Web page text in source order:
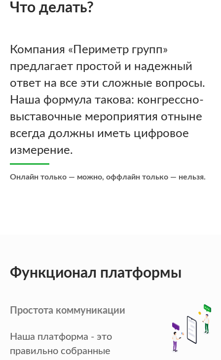
Что делать?
Компания «Периметр групп»
предлагает простой и надежный
ответ на все эти сложные вопросы.
Наша формула такова: конгрессно-
выставочные мероприятия отныне
всегда должны иметь цифровое
измерение.
Онлайн только — можно, оффлайн только — нельзя.
Функционал платформы
Простота коммуникации
Наша платформа - это
правильно собранные